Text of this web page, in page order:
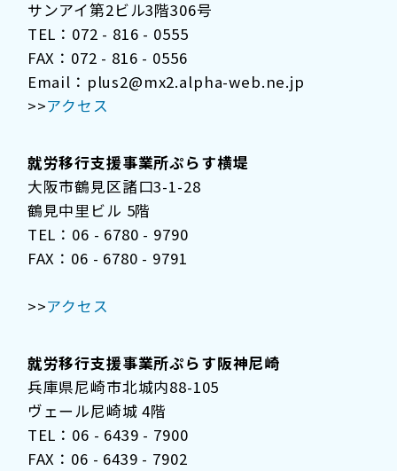
サンアイ第2ビル3階306号
TEL：072 - 816 - 0555
FAX：072 - 816 - 0556
Email：plus2@mx2.alpha-web.ne.jp
>>アクセス
就労移行支援事業所ぷらす横堤
大阪市鶴見区諸口3-1-28
鶴見中里ビル 5階
TEL：06 - 6780 - 9790
FAX：06 - 6780 - 9791
>>アクセス
就労移行支援事業所ぷらす阪神尼崎
兵庫県尼崎市北城内88-105
ヴェール尼崎城 4階
TEL：06 - 6439 - 7900
FAX：06 - 6439 - 7902